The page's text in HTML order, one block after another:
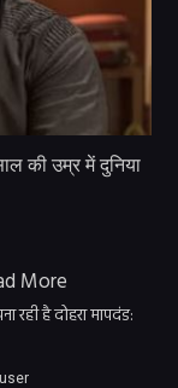
की उम्र में दुनिया
More
रही है दोहरा मापदंड: